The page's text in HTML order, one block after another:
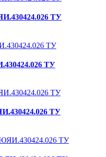
ТУ
ТУ
ТУ